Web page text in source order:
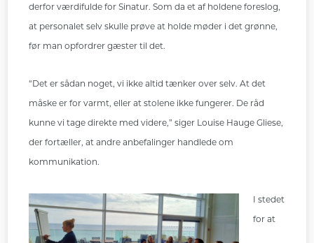
derfor værdifulde for Sinatur. Som da et af holdene foreslog,
at personalet selv skulle prøve at holde møder i det grønne,
før man opfordrer gæster til det.
“Det er sådan noget, vi ikke altid tænker over selv. At det
måske er for varmt, eller at stolene ikke fungerer. De råd
kunne vi tage direkte med videre,” siger Louise Hauge Gliese,
der fortæller, at andre anbefalinger handlede om
kommunikation.
I stedet
for at